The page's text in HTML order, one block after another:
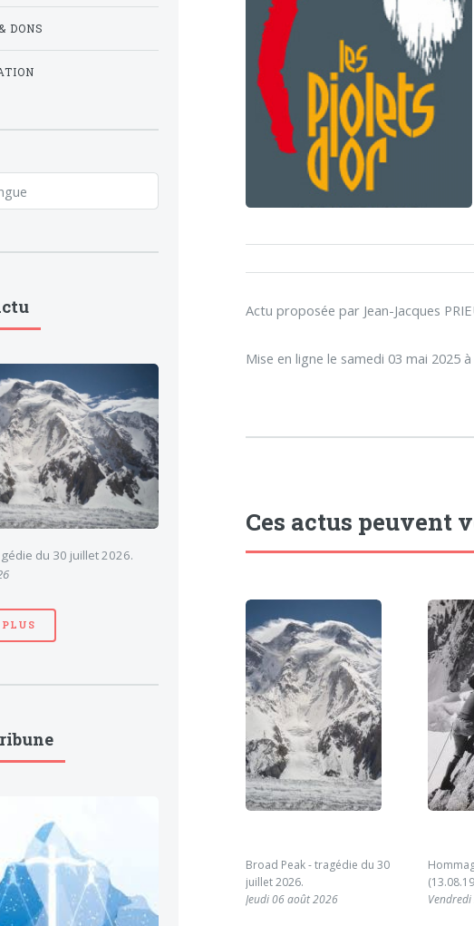
Actu proposée par Jean-Jacques
Mise en ligne le samedi 03 mai 2025 à
Ces actus peuvent
Broad Peak - tragédie du 30
juillet 2026.
Jeudi 06 août 2026
DONS
du 30 juillet 2026.
PLUS